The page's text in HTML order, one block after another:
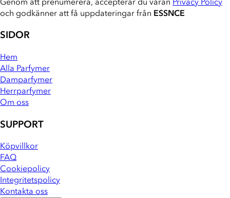
och godkänner att få uppdateringar från ESSNCE
SIDOR
Hem
Alla Parfymer
Damparfymer
Herrparfymer
Om oss
SUPPORT
Köpvillkor
FAQ
Cookiepolicy
Integritetspolicy
Kontakta oss